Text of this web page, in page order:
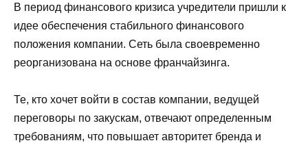
В период финансового кризиса учредители пришли к
идее обеспечения стабильного финансового
положения компании. Сеть была своевременно
реорганизована на основе франчайзинга.
Те, кто хочет войти в состав компании, ведущей
переговоры по закускам, отвечают определенным
требованиям, что повышает авторитет бренда и